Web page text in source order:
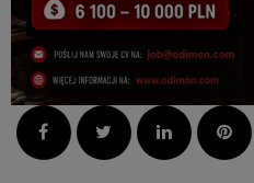
Facebook Twitter LinkedIn